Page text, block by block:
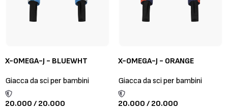
X-OMEGA-J - BLUEWHT
Giacca da sci per bambini
20.000 / 20.000
X-OMEGA-J - ORANGE
Giacca da sci per bambini
20.000 / 20.000